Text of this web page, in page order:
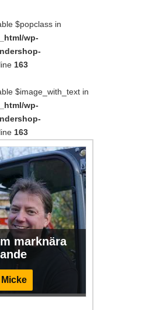
$popclass in
wp-
163
$image_with_text in
wp-
163
marknära
Micke